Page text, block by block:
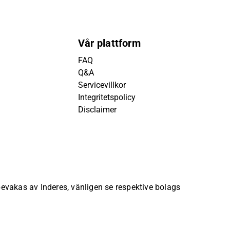
Vår plattform
FAQ
Q&A
Servicevillkor
Integritetspolicy
Disclaimer
av Inderes, vänligen se respektive bolags